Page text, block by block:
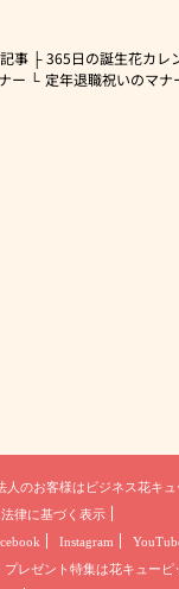
事 365日の誕生花カレ
ー
定年退職祝いのマナ
人のお客様は ビジネス花キュ
律に基づく表示
Instagram
レゼント 特集は花キューピ